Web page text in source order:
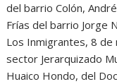
del barrio Colón,
Frías del barrio Jorge
Los Inmigrantes, 8
sector Jerarquizado
Huaico Hondo, del